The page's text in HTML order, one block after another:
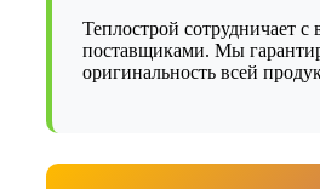
Теплострой сотрудничает
поставщиками. Мы
оригинальность всей